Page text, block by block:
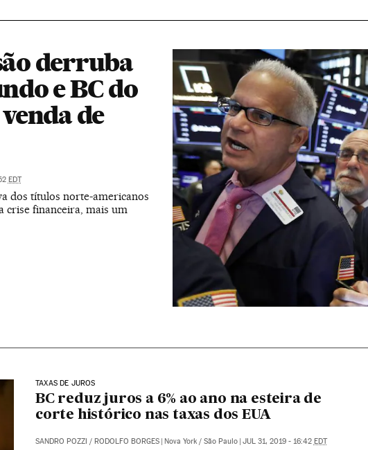
derruba
e BC do
de
EDT
dos títulos norte-americanos
crise financeira, mais um
TAXAS DE JUROS
BC reduz juros a 6% ao ano na esteira de
corte histórico nas taxas dos EUA
SANDRO POZZI / RODOLFO BORGES | Nova York / São Paulo | JUL 31, 2019 - 16:42 EDT